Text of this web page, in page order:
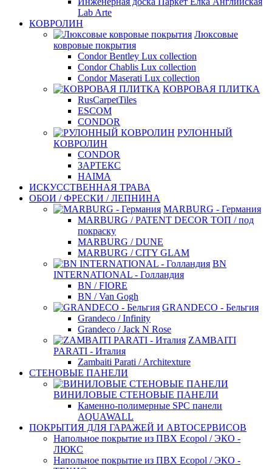
Lab Arte
КОВРОЛИН
Люксовые
ковровые покрытия
Condor Bentley Lux collection
Condor Chablis Lux collection
Condor Maserati Lux collection
КОВРОВАЯ ПЛИТКА
RusCarpetTiles
ESCOM
CONDOR
РУЛОННЫЙ
КОВРОЛИН
CONDOR
ЗАРТЕКС
HAIMA
ИСКУССТВЕННАЯ ТРАВА
ОБОИ / ФРЕСКИ / ЛЕПНИНА
MARBURG - Германия
MARBURG / PATENT DECOR ТОП / под
покраску
MARBURG / DUNE
MARBURG / CITY GLAM
BN
INTERNATIONAL - Голландия
BN / FIORE
BN / Van Gogh
GRANDECO - Бельгия
Grandeco / Infinity
Grandeco / Jack N Rose
ZAMBAITI
PARATI - Италия
Zambaiti Parati / Architexture
СТЕНОВЫЕ ПАНЕЛИ
ВИНИЛОВЫЕ СТЕНОВЫЕ ПАНЕЛИ
Каменно-полимерные SPC панели
AQUAWALL
ПОКРЫТИЯ ДЛЯ ГАРАЖЕЙ И АВТОСЕРВИСОВ
Напольное покрытие из ПВХ Ecopol / ЭКО -
ЛЮКС
Напольное покрытие из ПВХ Ecopol / ЭКО -